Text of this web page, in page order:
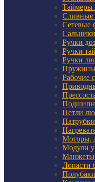
Таймеры
Сливные
Сетевые
Ручки
Ручки
Ручки
Пружины
Рабочие
Петли
Моторы,
Модули
Манжеты
Лопасти
Полубаки